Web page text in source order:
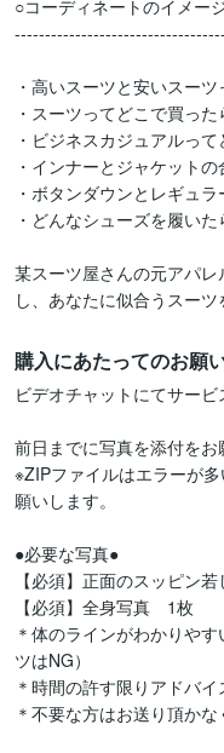
○コーディネートのイメー
・高いスーツと安いスー
・スーツってどこで買った
・ビジネスカジュアルっ
・インナーとジャケット
・ボタンダウンとレギュ
・どんなシューズを履い
某スーツ屋さんの元アパ
購入にあたってのお願
ビデオチャットにてサービ
前日までに写真を添付をお
※ZIPファイルはエラーが
願いします。
●必要な写真●
【必須】正面のスッピン
【必須】全身写真　1枚
＊体のラインがわかりや
ツはNG）
＊時間の許す限りアドバイ
＊不要な方はお送り頂かな